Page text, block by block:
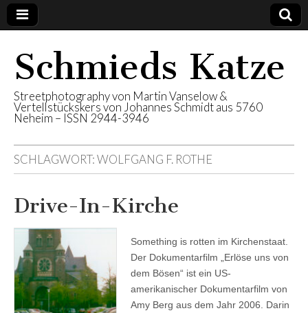
Schmieds Katze
Streetphotography von Martin Vanselow &
Vertellstückskers von Johannes Schmidt aus 5760
Neheim – ISSN 2944-3946
SCHLAGWORT:WOLFGANG F. ROTHE
Drive-In-Kirche
Something is rotten im Kirchenstaat.
Der Dokumentarfilm „Erlöse uns von
dem Bösen“ ist ein US-
amerikanischer Dokumentarfilm von
Amy Berg aus dem Jahr 2006. Darin